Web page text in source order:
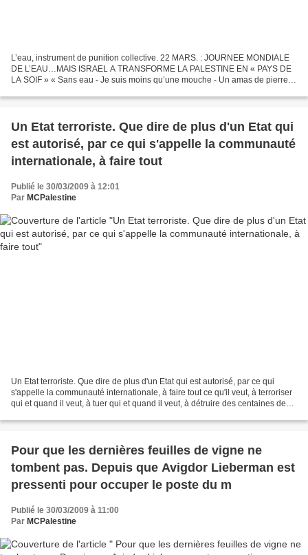
L’eau, instrument de punition collective. 22 MARS. : JOURNEE MONDIALE
DE L’EAU…MAIS ISRAEL A TRANSFORME LA PALESTINE EN « PAYS DE
LA SOIF » « Sans eau - Je suis moins qu’une mouche - Un amas de pierres
Un Etat terroriste. Que dire de plus d'un Etat qui
est autorisé, par ce qui s'appelle la communauté
internationale, à faire tout
Publié le 30/03/2009 à 12:01
Par MCPalestine
Un Etat terroriste. Que dire de plus d'un Etat qui est autorisé, par ce qui
s'appelle la communauté internationale, à faire tout ce qu'il veut, à terroriser
qui et quand il veut, à tuer qui et quand il veut, à détruire des centaines de
Pour que les dernières feuilles de vigne ne
tombent pas. Depuis que Avigdor Lieberman est
pressenti pour occuper le poste du m
Publié le 30/03/2009 à 11:00
Par MCPalestine